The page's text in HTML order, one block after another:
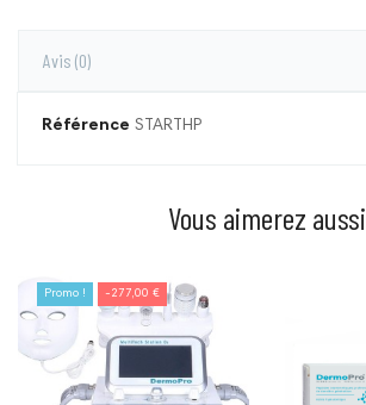
Avis (0)
Référence STARTHP
Vous aimerez aussi
Promo ! -277,00 € Prix